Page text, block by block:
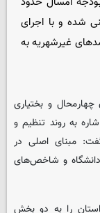
شده و با اجرای
غیرشهریه به
چهارمحال و بختیاری
به روند تنظیم و
این دانشگاه گفت: مبنای اصلی در
و شاخص‌های
استان را به دو بخش